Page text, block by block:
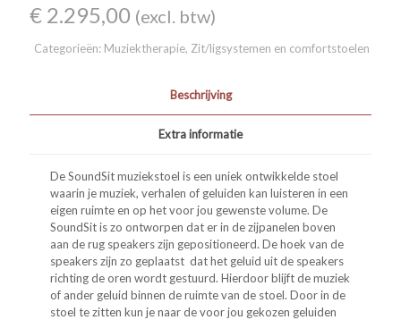
€ 2.295,00 (excl. btw)
Categorieën: Muziektherapie, Zit/ligsystemen en comfortstoelen
Beschrijving
Extra informatie
De SoundSit muziekstoel is een uniek ontwikkelde stoel
waarin je muziek, verhalen of geluiden kan luisteren in een
eigen ruimte en op het voor jou gewenste volume. De
SoundSit is zo ontworpen dat er in de zijpanelen boven
aan de rug speakers zijn gepositioneerd. De hoek van de
speakers zijn zo geplaatst dat het geluid uit de speakers
richting de oren wordt gestuurd. Hierdoor blijft de muziek
of ander geluid binnen de ruimte van de stoel. Door in de
stoel te zitten kun je naar de voor jou gekozen geluiden